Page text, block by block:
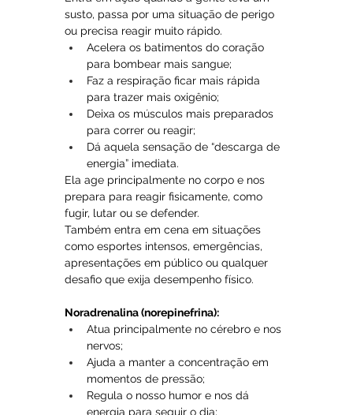
susto, passa por uma situação de perigo
ou precisa reagir muito rápido.
Acelera os batimentos do coração
para bombear mais sangue;
Faz a respiração ficar mais rápida
para trazer mais oxigênio;
Deixa os músculos mais preparados
para correr ou reagir;
Dá aquela sensação de “descarga de
energia” imediata.
Ela age principalmente no corpo e nos
prepara para reagir fisicamente, como
fugir, lutar ou se defender.
Também entra em cena em situações
como esportes intensos, emergências,
apresentações em público ou qualquer
desafio que exija desempenho físico.
Noradrenalina (norepinefrina):
Atua principalmente no cérebro e nos
nervos;
Ajuda a manter a concentração em
momentos de pressão;
Regula o nosso humor e nos dá
energia para seguir o dia;